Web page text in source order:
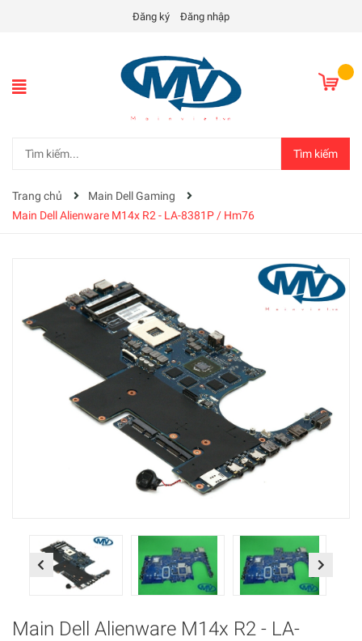
Đăng ký Đăng nhập
Tìm kiếm
Trang chủ
Main Dell Gaming
Main Dell Alienware M14x R2 - LA-8381P / Hm76
Previous Next
Main Dell Alienware M14x R2 - LA-